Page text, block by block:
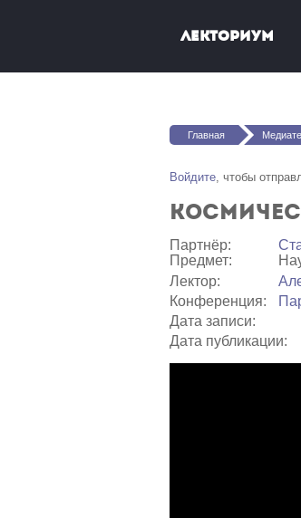
Лекториум
Вы здесь
Главная
Войдите, чтобы
Партнёр:
Предмет:
Лектор:
Конференция:
Дата записи:
Дата публикации: